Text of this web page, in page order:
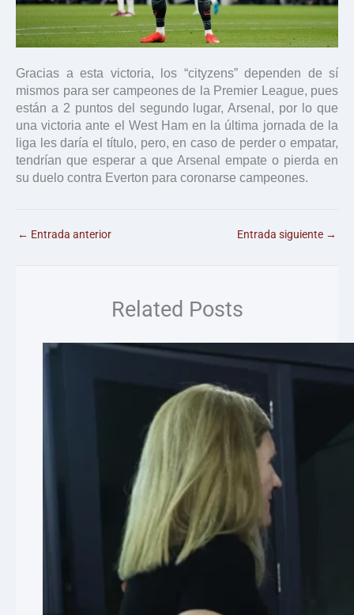
Gracias a esta victoria, los “cityzens” dependen de sí
mismos para ser campeones de la Premier League, pues
están a 2 puntos del segundo lugar, Arsenal, por lo que
una victoria ante el West Ham en la última jornada de la
liga les daría el título, pero, en caso de perder o empatar,
tendrían que esperar a que Arsenal empate o pierda en
su duelo contra Everton para coronarse campeones.
← Entrada anterior Entrada siguiente →
Related Posts